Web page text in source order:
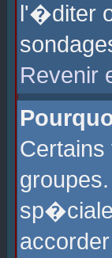
l'�diter
Revenir